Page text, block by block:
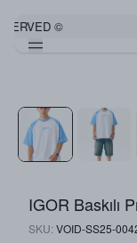
©
IGOR Baskılı
SKU: VOID-SS25-